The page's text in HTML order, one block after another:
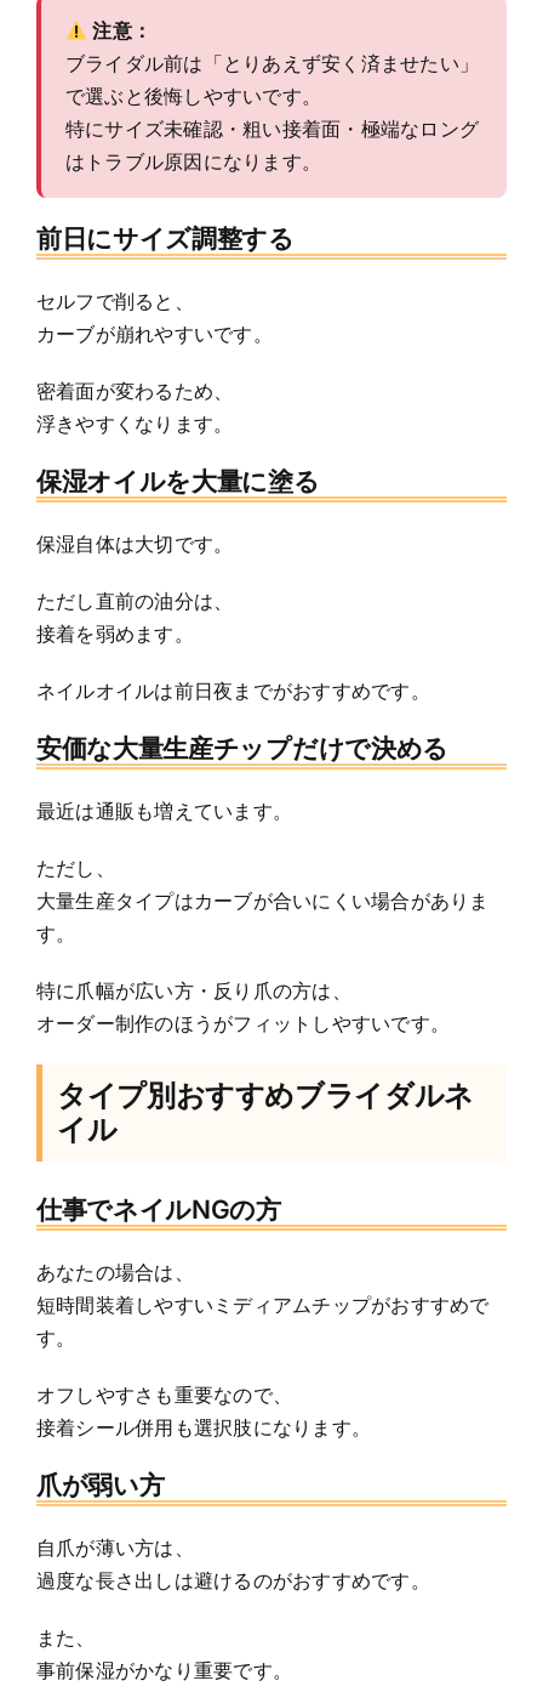
注意：
ブライダル前は「とりあえず安く済ませたい」
で選ぶと後悔しやすいです。
特にサイズ未確認・粗い接着面・極端なロング
はトラブル原因になります。
前日にサイズ調整する
セルフで削ると、
カーブが崩れやすいです。
密着面が変わるため、
浮きやすくなります。
保湿オイルを大量に塗る
保湿自体は大切です。
ただし直前の油分は、
接着を弱めます。
ネイルオイルは前日夜までがおすすめです。
安価な大量生産チップだけで決める
最近は通販も増えています。
ただし、
大量生産タイプはカーブが合いにくい場合がありま
す。
特に爪幅が広い方・反り爪の方は、
オーダー制作のほうがフィットしやすいです。
タイプ別おすすめブライダルネ
イル
仕事でネイルNGの方
あなたの場合は、
短時間装着しやすいミディアムチップがおすすめで
す。
オフしやすさも重要なので、
接着シール併用も選択肢になります。
爪が弱い方
自爪が薄い方は、
過度な長さ出しは避けるのがおすすめです。
また、
事前保湿がかなり重要です。